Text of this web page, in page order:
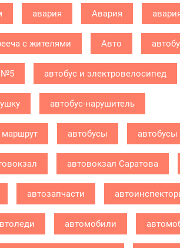
авария Авария
с жителями Авто
№5 автобус и электровелосипед
автобус-нарушитель
автобусы
автовокзал Саратова
автозапчасти
автомобили